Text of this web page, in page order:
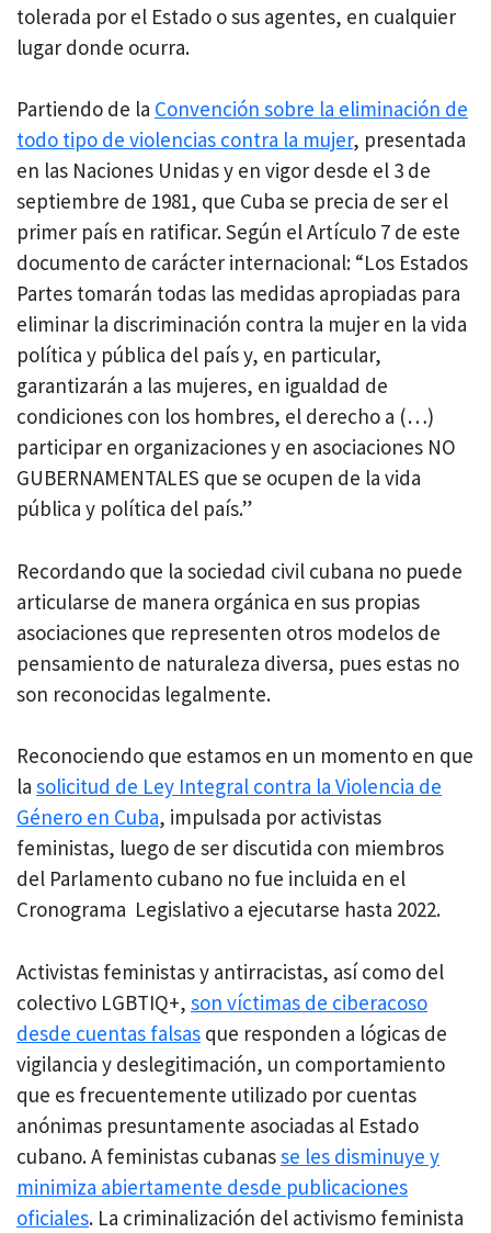
tolerada por el Estado o sus agentes, en cualquier
lugar donde ocurra.
Partiendo de la Convención sobre la eliminación de
todo tipo de violencias contra la mujer, presentada
en las Naciones Unidas y en vigor desde el 3 de
septiembre de 1981, que Cuba se precia de ser el
primer país en ratificar. Según el Artículo 7 de este
documento de carácter internacional: “Los Estados
Partes tomarán todas las medidas apropiadas para
eliminar la discriminación contra la mujer en la vida
política y pública del país y, en particular,
garantizarán a las mujeres, en igualdad de
condiciones con los hombres, el derecho a (…)
participar en organizaciones y en asociaciones NO
GUBERNAMENTALES que se ocupen de la vida
pública y política del país.”
Recordando que la sociedad civil cubana no puede
articularse de manera orgánica en sus propias
asociaciones que representen otros modelos de
pensamiento de naturaleza diversa, pues estas no
son reconocidas legalmente.
Reconociendo que estamos en un momento en que
la solicitud de Ley Integral contra la Violencia de
Género en Cuba, impulsada por activistas
feministas, luego de ser discutida con miembros
del Parlamento cubano no fue incluida en el
Cronograma Legislativo a ejecutarse hasta 2022.
Activistas feministas y antirracistas, así como del
colectivo LGBTIQ+, son víctimas de ciberacoso
desde cuentas falsas que responden a lógicas de
vigilancia y deslegitimación, un comportamiento
que es frecuentemente utilizado por cuentas
anónimas presuntamente asociadas al Estado
cubano. A feministas cubanasse les disminuye y
minimiza abiertamente desde publicaciones
oficiales. La criminalización del activismo feminista